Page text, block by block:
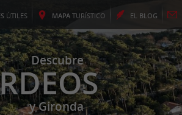
ÚTILES MAPA TURÍSTICO EL BLOG
Descubre
y Gironda